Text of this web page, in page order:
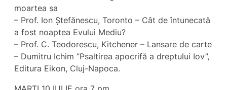
moartea sa
– Prof. Ion Ștefănescu, Toronto – Cât de întunecată
a fost noaptea Evului Mediu?
– Prof. C. Teodorescu, Kitchener – Lansare de carte
– Dumitru Ichim ”Psaltirea apocrifă a dreptului Iov”,
Editura Eikon, Cluj-Napoca.